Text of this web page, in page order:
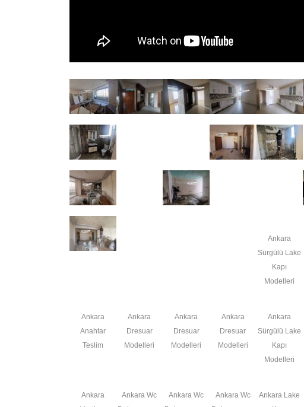
Ankara
Sürgülü Lake
Kapı
Modelleri
Ankara
Anahtar
Teslim
Ankara
Dresuar
Modelleri
Ankara
Dresuar
Modelleri
Ankara
Dresuar
Modelleri
Ankara
Sürgülü Lake
Kapı
Modelleri
Ankara
Ankara Wc
Ankara Wc
Ankara Wc
Ankara Lake